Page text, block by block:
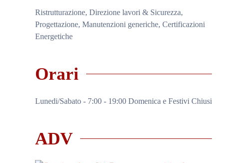
Ristrutturazione, Direzione lavori & Sicurezza,
Progettazione, Manutenzioni generiche, Certificazioni
Energetiche
Orari
Lunedi/Sabato - 7:00 - 19:00 Domenica e Festivi Chiusi
ADV